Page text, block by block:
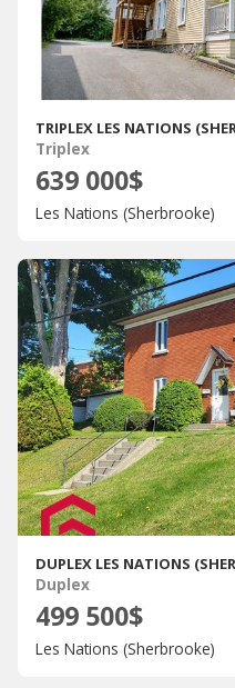
TRIPLEX LES NATIONS
Triplex
639 000$
Les Nations (Sherbrooke)
DUPLEX LES NATIONS
Duplex
499 500$
Les Nations (Sherbrooke)